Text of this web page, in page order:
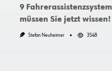
9
müssen Sie jetzt wissen!
Stefan Neuheimer 3548